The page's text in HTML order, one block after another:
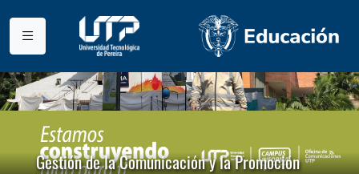
Gestión de la Comunicación y la Promoción